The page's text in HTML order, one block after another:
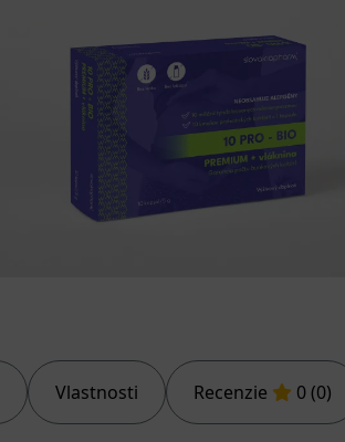
Vlastnosti Recenzie 0 (0)